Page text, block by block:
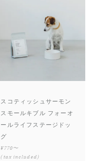
スコティッシュサーモン
スモールキブル フォーオ
ールライフステージドッ
グ
¥770〜
(tax included)